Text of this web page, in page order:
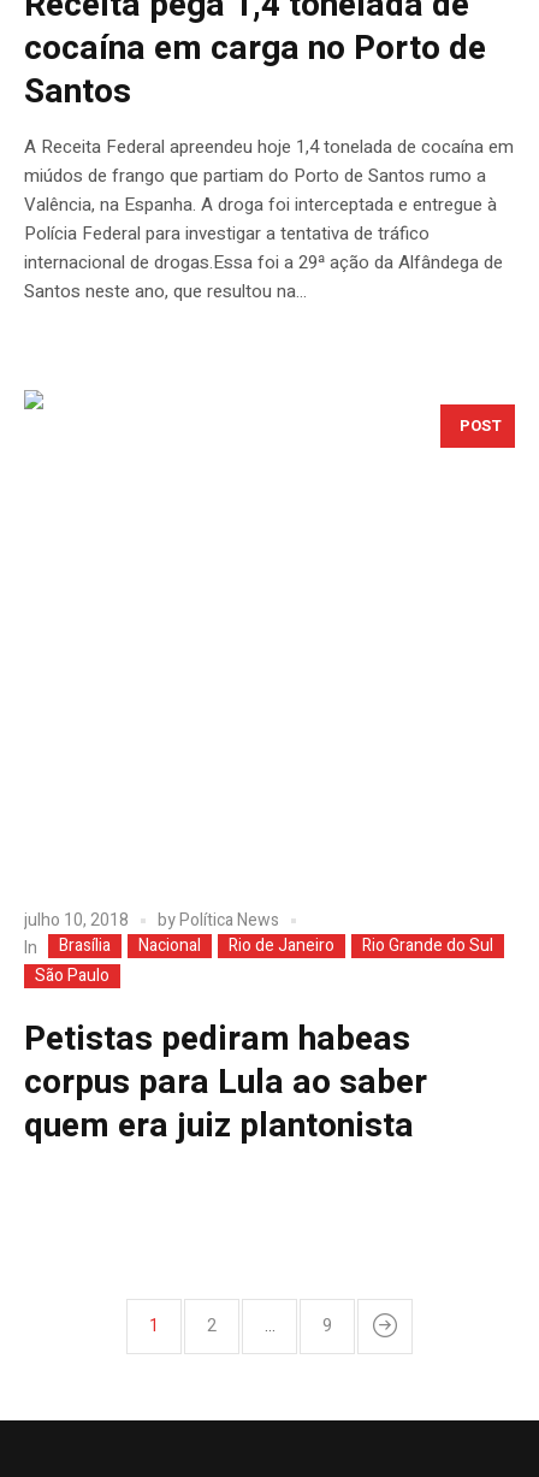
cocaína em carga no Porto de
Santos
A Receita Federal apreendeu hoje 1,4 tonelada de cocaína em
miúdos de frango que partiam do Porto de Santos rumo a
Valência, na Espanha. A droga foi interceptada e entregue à
Polícia Federal para investigar a tentativa de tráfico
internacional de drogas.Essa foi a 29ª ação da Alfândega de
Santos neste ano, que resultou na...
POST
julho 10, 2018 byPolítica News
In
Brasília Nacional Rio de Janeiro
Rio Grande do Sul
São Paulo
Petistas pediram habeas
corpus para Lula ao saber
quem era juiz plantonista
1 2 … 9